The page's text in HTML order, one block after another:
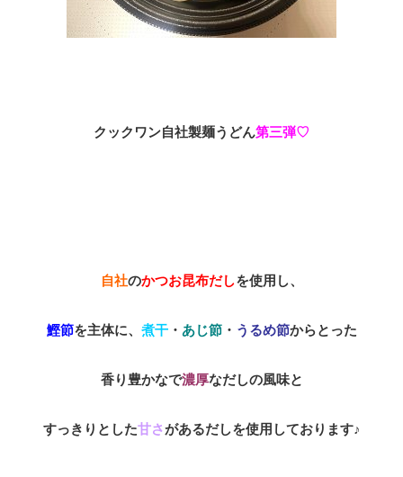
クックワン自社製麺うどん第三弾♡
自社のかつお昆布だしを使用し、
鰹節を主体に、 煮干・ あじ節・ うるめ節からとった
香り豊かなで濃厚なだしの風味と
すっきりとした甘さがあるだしを使用しております♪